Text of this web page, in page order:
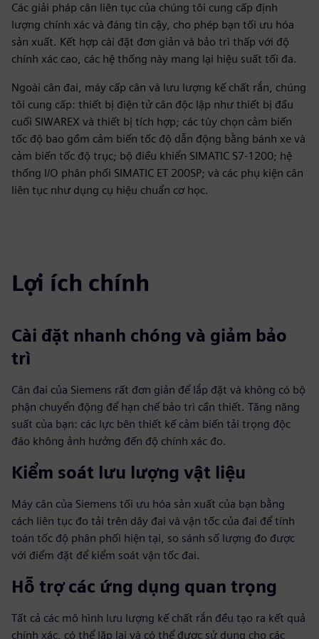
Các giải pháp cân liên tục của chúng tôi cung cấp định
lượng chính xác và đáng tin cậy, cho phép bạn tối ưu hóa
sản xuất. Kết hợp cài đặt đơn giản và bảo trì thấp với độ
chính xác cao, các hệ thống này mang lại hiệu suất tối đa.
Ngoài cân đai, máy cấp cân và lưu lượng kế chất rắn, chúng
tôi cung cấp: thiết bị điện tử cân độc lập như thiết bị đầu
cuối SIWAREX và thiết bị tích hợp; các tùy chọn cảm biến
tốc độ bao gồm cảm biến tốc độ dẫn động bằng bánh xe và
cảm biến tốc độ trục; bộ điều khiển SIMATIC S7-1200; hệ
thống I/O phân phối SIMATIC ET 200SP; và các phụ kiện cân
liên tục như dụng cụ hiệu chuẩn cơ học.
Lợi ích chính
Cài đặt nhanh chóng và giảm bảo
trì
Cân đai của Siemens rất đơn giản để lắp đặt và không có bộ
phận chuyển động để hạn chế bảo trì cần thiết. Tăng năng
suất của bạn: các lực bên thiết kế cảm biến tải trọng độc
đáo không ảnh hưởng đến độ chính xác đo.
Kiểm soát lưu lượng vật liệu
Máy cân của Siemens tối ưu hóa sản xuất của bạn bằng
cách liên tục đo tải trên dây đai và vận tốc của đai để tính
toán tốc độ phân phối hiện tại, so sánh số lượng đo được
với điểm đặt để kiểm soát vận tốc đai.
Hỗ trợ các ứng dụng quan trọng
Tất cả các mô hình lưu lượng kế chất rắn đều tạo ra kết quả
chính xác, có thể lặp lại và có thể được sử dụng cho các